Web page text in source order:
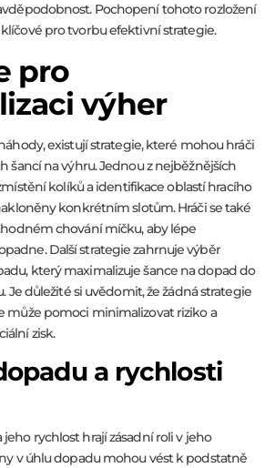
Pochopení tohoto rozložení
pro tvorbu efektivní strategie.
pro
výher
existují strategie, které mohou hráči
šancí na výhru. Jednou z nejběžnějších
kolíků a identifikace oblastí hracího
konkrétním slotům. Hráči se také
chování míčku, aby lépe
Další strategie zahrnuje výběr
který maximalizuje šance na dopad do
Je důležité si uvědomit, že žádná strategie
může pomoci minimalizovat riziko a
zisk.
a rychlosti
rychlost hrají zásadní roli v jeho
v úhlu dopadu mohou vést k podstatně